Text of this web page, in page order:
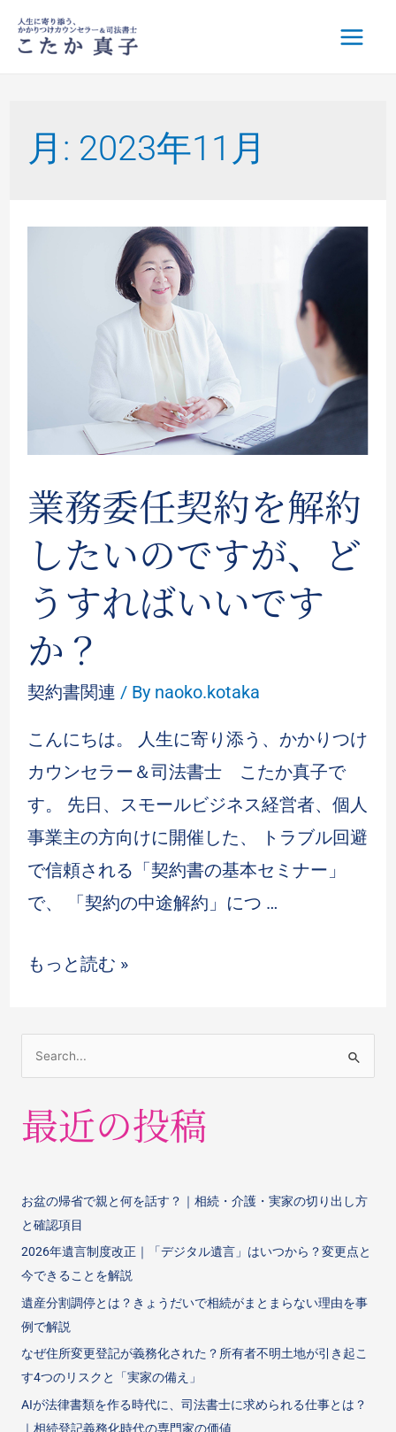
月: 2023年11月
業務委任契約を解約
したいのですが、ど
うすればいいです
か？
契約書関連 / By naoko.kotaka
こんにちは。 人生に寄り添う、かかりつけ
カウンセラー＆司法書士 こたか真子で
す。 先日、スモールビジネス経営者、個人
事業主の方向けに開催した、 トラブル回避
で信頼される「契約書の基本セミナー」
で、 「契約の中途解約」につ …
もっと読む »
最近の投稿
お盆の帰省で親と何を話す？｜相続・介護・実家の切り出し方
と確認項目
2026年遺言制度改正｜「デジタル遺言」はいつから？変更点と
今できることを解説
遺産分割調停とは？きょうだいで相続がまとまらない理由を事
例で解説
なぜ住所変更登記が義務化された？所有者不明土地が引き起こ
す4つのリスクと「実家の備え」
AIが法律書類を作る時代に、司法書士に求められる仕事とは？
｜相続登記義務化時代の専門家の価値